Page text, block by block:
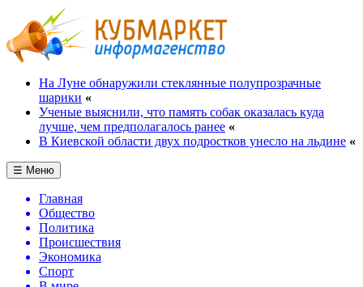
На Луне обнаружили стеклянные полупрозрачные
шарики «
Ученые выяснили, что память собак оказалась куда
лучше, чем предполагалось ранее «
В Киевской области двух подростков унесло на льдине «
☰ Меню
Главная
Общество
Политика
Происшествия
Экономика
Спорт